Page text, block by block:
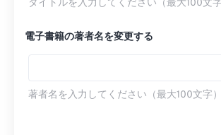
タイトルを入力してください（最大100文字
電子書籍の著者名を変更する
著者名を入力してください（最大100文字）